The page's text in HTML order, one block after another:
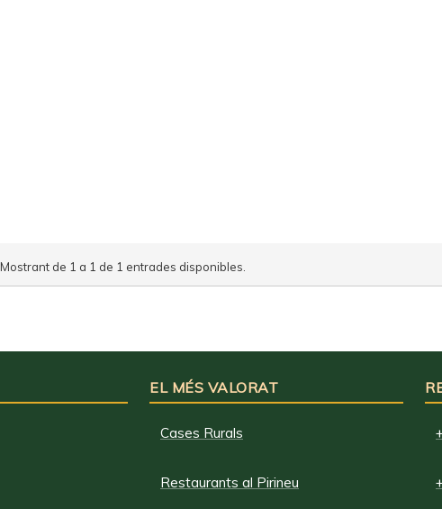
Mostrant de 1 a 1 de 1 entrades disponibles.
EL MÉS VALORAT
Cases Rurals
Restaurants al Pirineu